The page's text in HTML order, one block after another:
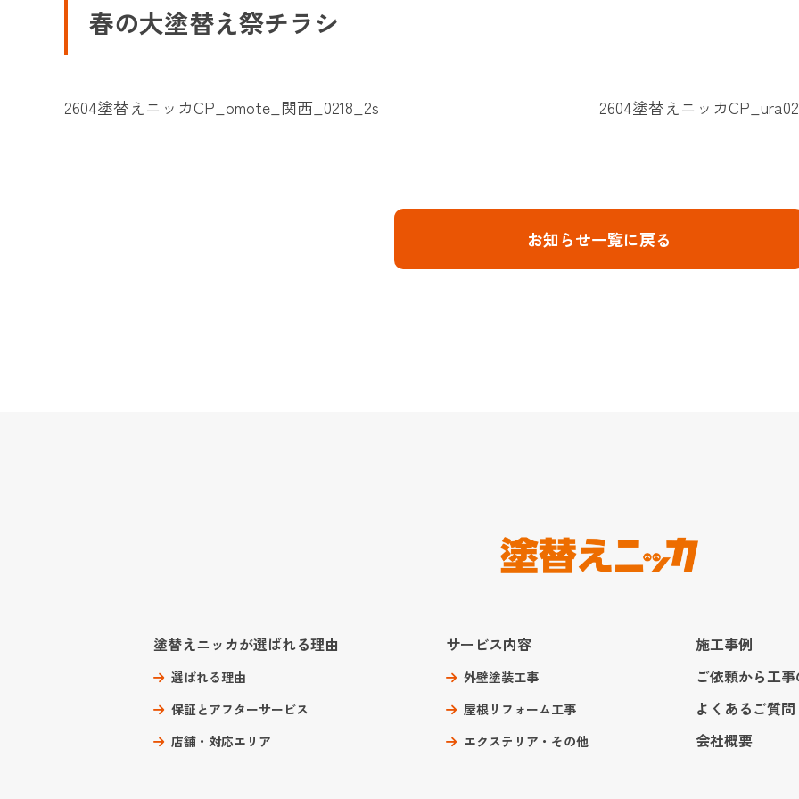
春の大塗替え祭チラシ
2604塗替えニッカCP_omote_関西_0218_2s 2604塗替えニッカ
お知らせ一覧に戻る
塗替えニッカが選ばれる理由
選ばれる理由
保証とアフターサービス
店舗・対応エリア
サービス内容
外壁塗装工事
屋根リフォーム工事
エクステリア・その他
施工事例
ご依頼から工
よくあるご質問
会社概要